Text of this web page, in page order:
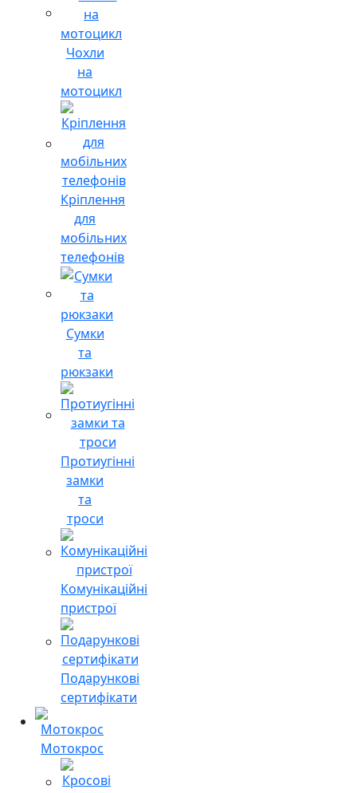
Чохли
на
мотоцикл
Кріплення
для
мобільних
телефонів
Сумки
та
рюкзаки
Протиугінні
замки
та
троси
Комунікаційні
пристрої
Подарункові
сертифікати
Мотокрос